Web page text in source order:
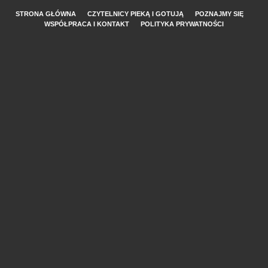
STRONA GŁÓWNA CZYTELNICY PIEKĄ I GOTUJĄ
POZNAJMY SIĘ
WSPÓŁPRACA I KONTAKT
POLITYKA PRYWATNOŚCI